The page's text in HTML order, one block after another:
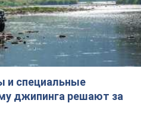
реки. Видео
Франковскую
тыс. грн